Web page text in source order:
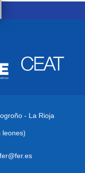
- La Rioja
leones)
fer@fer.es